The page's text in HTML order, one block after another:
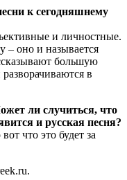
к сегодняшнему
и личностные.
– оно и называется
большую
в
ли случиться, что
и русская песня?
что это будет за